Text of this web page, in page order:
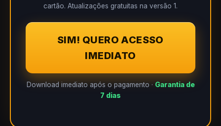
cartão. Atualizações gratuitas na versão 1.
SIM! QUERO ACESSO
IMEDIATO
Download imediato após o pagamento · Garantia de
7 dias